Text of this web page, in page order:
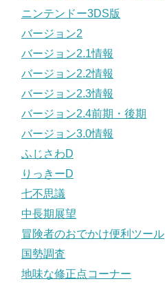
ニンテンドー3DS版
バージョン2
バージョン2.1情報
バージョン2.2情報
バージョン2.3情報
バージョン2.4前期・後期
バージョン3.0情報
ふじさわD
りっきーD
七不思議
中長期展望
冒険者のおでかけ便利ツール
国勢調査
地味な修正点コーナー